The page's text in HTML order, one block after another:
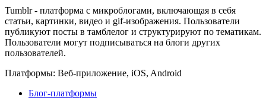
Tumblr - платформа с микроблогами, включающая в себя
статьи, картинки, видео и gif-изображения. Пользователи
публикуют посты в тамблелог и структурируют по тематикам.
Пользователи могут подписываться на блоги других
пользователей.
Платформы: Веб-приложение, iOS, Android
Блог-платформы